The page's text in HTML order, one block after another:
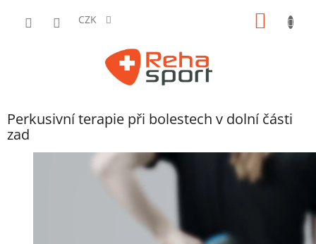
CZK
Perkusivní terapie při bolestech v dolní části
zad